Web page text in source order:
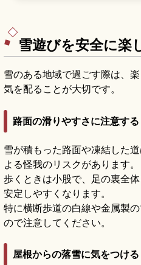
雪遊びを安全に楽
雪のある地域で過ごす際は、
気を配ることが大切です。
路面の滑りやすさに注意する
雪が積もった路面や凍結した
よる怪我のリスクがあります。
歩くときは小股で、足の裏全
安定しやすくなります。
特に横断歩道の白線や金属製
ので注意してください。
屋根からの落雪に気をつける